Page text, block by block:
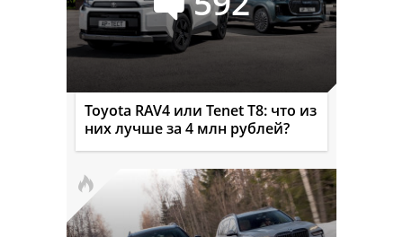
Toyota RAV4 или Tenet T8: что из
них лучше за 4 млн рублей?